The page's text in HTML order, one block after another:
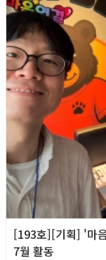
[193호][기획] '마
7월 활동